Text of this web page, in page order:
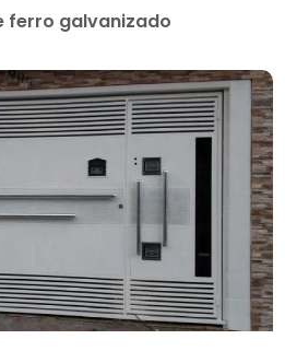
ferro galvanizado